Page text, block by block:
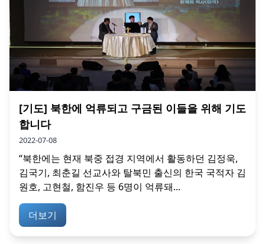
[기도] 북한에 억류되고 구금된 이들을 위해 기도
합니다
2022-07-08
“북한에는 현재 북중 접경 지역에서 활동하던 김정욱,
김국기, 최춘길 선교사와 탈북민 출신의 한국 국적자 김
원호, 고현철, 함진우 등 6명이 억류돼...
더보기